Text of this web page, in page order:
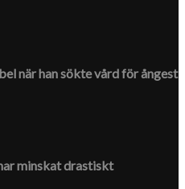
när han sökte vård för ångest
minskat drastiskt